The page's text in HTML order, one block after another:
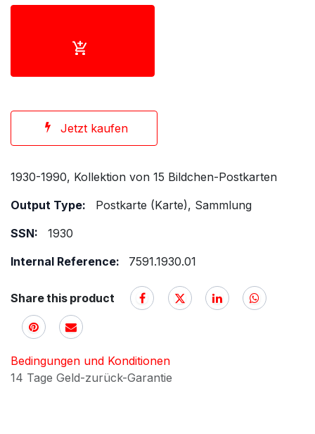
Jetzt kaufen
1930-1990, Kollektion von 15 Bildchen-Postkarten
Output Type:
Postkarte (Karte), Sammlung
SSN:
1930
Internal Reference:
7591.1930.01
Share this product
Bedingungen und Konditionen
14 Tage Geld-zurück-Garantie